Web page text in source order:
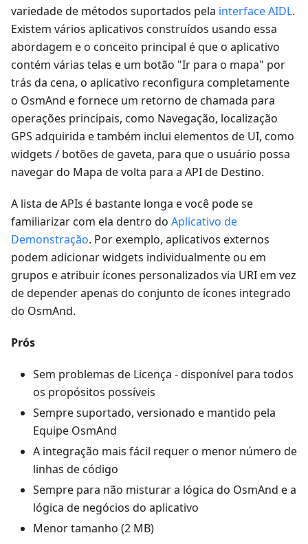
variedade de métodos suportados pela interface AIDL.
Existem vários aplicativos construídos usando essa
abordagem e o conceito principal é que o aplicativo
contém várias telas e um botão "Ir para o mapa" por
trás da cena, o aplicativo reconfigura completamente
o OsmAnd e fornece um retorno de chamada para
operações principais, como Navegação, localização
GPS adquirida e também inclui elementos de UI, como
widgets / botões de gaveta, para que o usuário possa
navegar do Mapa de volta para a API de Destino.
A lista de APIs é bastante longa e você pode se
familiarizar com ela dentro do Aplicativo de
Demonstração. Por exemplo, aplicativos externos
podem adicionar widgets individualmente ou em
grupos e atribuir ícones personalizados via URI em vez
de depender apenas do conjunto de ícones integrado
do OsmAnd.
Prós
Sem problemas de Licença - disponível para todos
os propósitos possíveis
Sempre suportado, versionado e mantido pela
Equipe OsmAnd
A integração mais fácil requer o menor número de
linhas de código
Sempre para não misturar a lógica do OsmAnd e a
lógica de negócios do aplicativo
Menor tamanho (2 MB)